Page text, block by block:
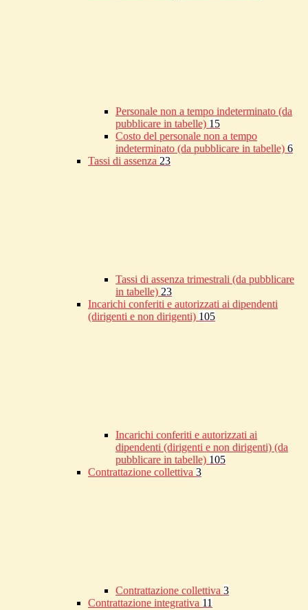
Personale non a tempo indeterminato (da
pubblicare in tabelle) 15
Costo del personale non a tempo
indeterminato (da pubblicare in tabelle) 6
Tassi di assenza 23
Tassi di assenza trimestrali (da pubblicare
in tabelle) 23
Incarichi conferiti e autorizzati ai dipendenti
(dirigenti e non dirigenti) 105
Incarichi conferiti e autorizzati ai
dipendenti (dirigenti e non dirigenti) (da
pubblicare in tabelle) 105
Contrattazione collettiva 3
Contrattazione collettiva 3
Contrattazione integrativa 11